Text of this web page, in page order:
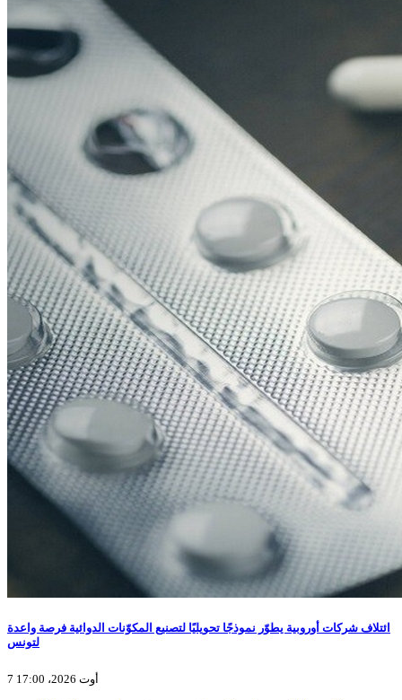
ائتلاف شركات أوروبية يطوّر نموذجًا تحويليًا لتصنيع المكوّنات الدوائية فرصة واعدة
لتونس
7 أوت 2026، 17:00